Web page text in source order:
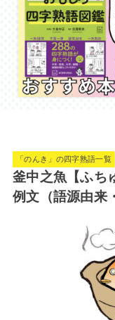
「のんき」の四字熟語一覧
釜中之魚【ふち
例文（語源由来